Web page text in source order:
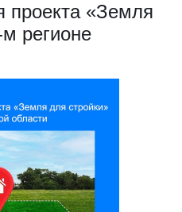
проекта «Земля
регионе